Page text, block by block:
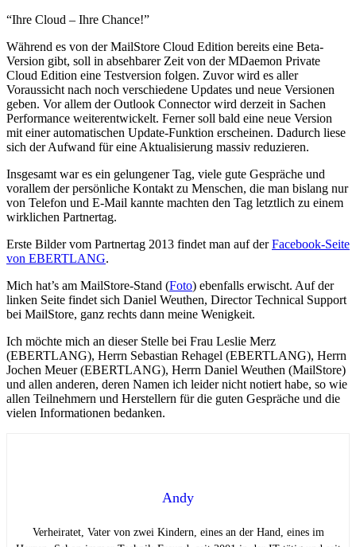
“Ihre Cloud – Ihre Chance!”
Während es von der MailStore Cloud Edition bereits eine Beta-
Version gibt, soll in absehbarer Zeit von der MDaemon Private
Cloud Edition eine Testversion folgen. Zuvor wird es aller
Voraussicht nach noch verschiedene Updates und neue Versionen
geben. Vor allem der Outlook Connector wird derzeit in Sachen
Performance weiterentwickelt. Ferner soll bald eine neue Version
mit einer automatischen Update-Funktion erscheinen. Dadurch liese
sich der Aufwand für eine Aktualisierung massiv reduzieren.
Insgesamt war es ein gelungener Tag, viele gute Gespräche und
vorallem der persönliche Kontakt zu Menschen, die man bislang nur
von Telefon und E-Mail kannte machten den Tag letztlich zu einem
wirklichen Partnertag.
Erste Bilder vom Partnertag 2013 findet man auf derFacebook-Seite
von EBERTLANG.
Mich hat’s am MailStore-Stand (Foto) ebenfalls erwischt. Auf der
linken Seite findet sich Daniel Weuthen, Director Technical Support
bei MailStore, ganz rechts dann meine Wenigkeit.
Ich möchte mich an dieser Stelle bei Frau Leslie Merz
(EBERTLANG), Herrn Sebastian Rehagel (EBERTLANG), Herrn
Jochen Meuer (EBERTLANG), Herrn Daniel Weuthen (MailStore)
und allen anderen, deren Namen ich leider nicht notiert habe, so wie
allen Teilnehmern und Herstellern für die guten Gespräche und die
vielen Informationen bedanken.
Andy
Verheiratet, Vater von zwei Kindern, eines an der Hand, eines im